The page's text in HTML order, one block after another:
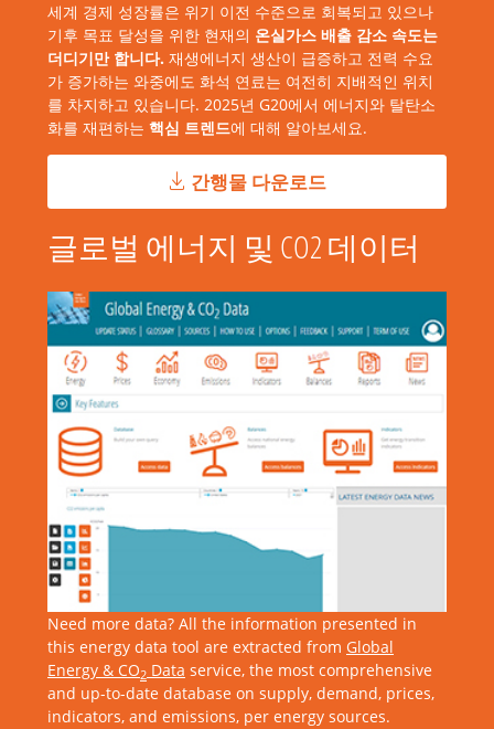
세계 경제 성장률은 위기 이전 수준으로 회복되고 있으나
기후 목표 달성을 위한 현재의 온실가스 배출 감소 속도는
더디기만 합니다. 재생에너지 생산이 급증하고 전력 수요
가 증가하는 와중에도 화석 연료는 여전히 지배적인 위치
를 차지하고 있습니다. 2025년 G20에서 에너지와 탈탄소
화를 재편하는 핵심 트렌드에 대해 알아보세요.
간행물 다운로드
글로벌 에너지 및 CO2 데이터
Need more data? All the information presented in
this energy data tool are extracted from Global
Energy & CO2 Data service, the most comprehensive
and up-to-date database on supply, demand, prices,
indicators, and emissions, per energy sources.